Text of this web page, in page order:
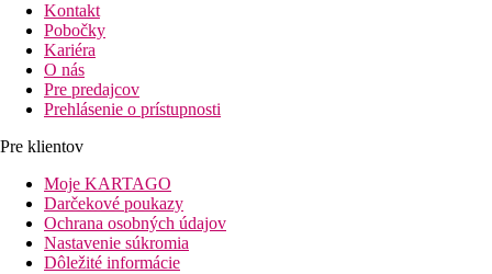
Kontakt
Pobočky
Kariéra
O nás
Pre predajcov
Prehlásenie o prístupnosti
Pre klientov
Moje KARTAGO
Darčekové poukazy
Ochrana osobných údajov
Nastavenie súkromia
Dôležité informácie